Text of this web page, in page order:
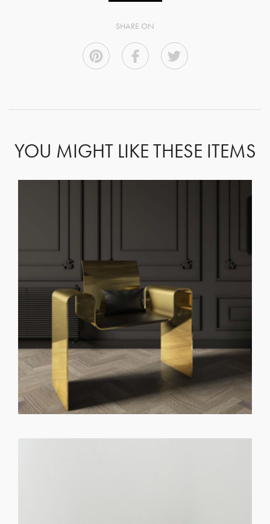
SHARE ON
YOU MIGHT LIKE THESE ITEMS
OR GET REGISTERED
FORGOT PASSWORD?